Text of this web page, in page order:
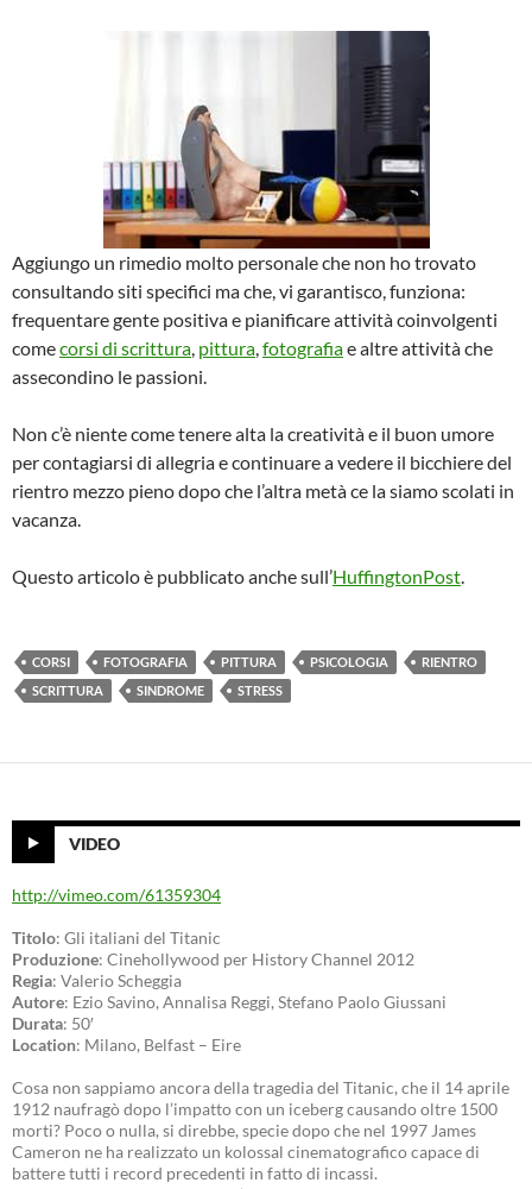
Aggiungo un rimedio molto personale che non ho trovato
consultando siti specifici ma che, vi garantisco, funziona:
frequentare gente positiva e pianificare attività coinvolgenti
comecorsi di scrittura, pittura,fotografiae altre attività che
assecondino le passioni.
Non c’è niente come tenere alta la creatività e il buon umore
per contagiarsi di allegria e continuare a vedere il bicchiere del
rientro mezzo pieno dopo che l’altra metà ce la siamo scolati in
vacanza.
Questo articolo è pubblicato anche sull’HuffingtonPost.
CORSI FOTOGRAFIA PITTURA PSICOLOGIA
RIENTRO
SCRITTURA
SINDROME STRESS
VIDEO
http://vimeo.com/61359304
Titolo: Gli italiani del Titanic
Produzione: Cinehollywood per History Channel 2012
Regia: Valerio Scheggia
Autore: Ezio Savino, Annalisa Reggi, Stefano Paolo Giussani
Durata: 50′
Location: Milano, Belfast – Eire
Cosa non sappiamo ancora della tragedia del Titanic, che il 14 aprile
1912 naufragò dopo l’impatto con un iceberg causando oltre 1500
morti? Poco o nulla, si direbbe, specie dopo che nel 1997 James
Cameron ne ha realizzato un kolossal cinematografico capace di
battere tutti i record precedenti in fatto di incassi.